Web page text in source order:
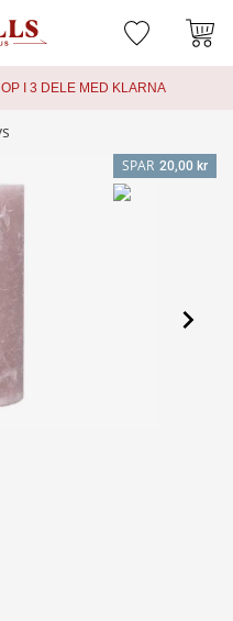
I 3 DELE MED KLARNA
SPAR 20,00 kr